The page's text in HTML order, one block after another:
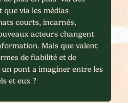
via les médias
courts, incarnés,
acteurs changent
Mais que valent
de fiabilité et de
pont a imaginer entre les
et eux ?